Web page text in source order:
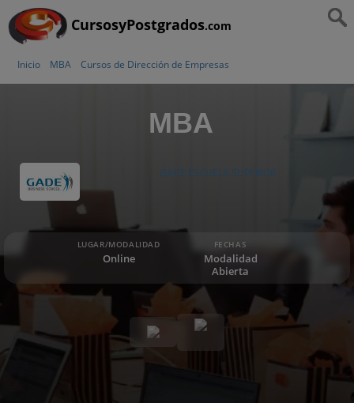
CursosyPostgrados.com
Inicio MBA Cursos de Dirección de Empresas
MBA
GADE ESCUELA SUPERIOR
LUGAR/MODALIDAD
Online
FECHAS
Modalidad
Abierta